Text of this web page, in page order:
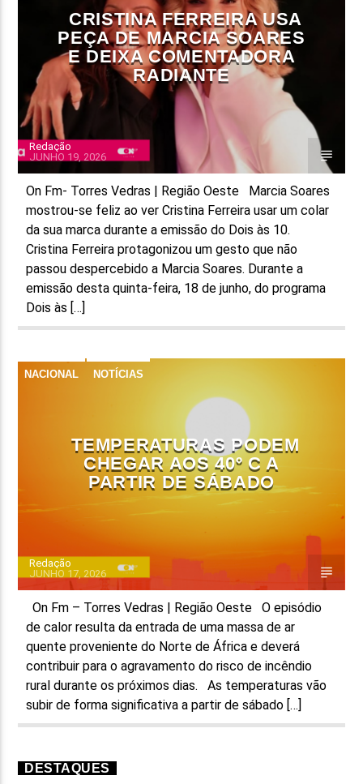
CRISTINA FERREIRA USA
PEÇA DE MARCIA SOARES
E DEIXA COMENTADORA
RADIANTE
Redação
JUNHO 19, 2026
On Fm- Torres Vedras | Região Oeste Marcia Soares
mostrou-se feliz ao ver Cristina Ferreira usar um colar
da sua marca durante a emissão do Dois às 10.
Cristina Ferreira protagonizou um gesto que não
passou despercebido a Marcia Soares. Durante a
emissão desta quinta-feira, 18 de junho, do programa
Dois às […]
NACIONAL NOTÍCIAS
TEMPERATURAS PODEM
CHEGAR AOS 40º C A
PARTIR DE SÁBADO
Redação
JUNHO 17, 2026
On Fm – Torres Vedras | Região Oeste O episódio
de calor resulta da entrada de uma massa de ar
quente proveniente do Norte de África e deverá
contribuir para o agravamento do risco de incêndio
rural durante os próximos dias. As temperaturas vão
subir de forma significativa a partir de sábado […]
DESTAQUES